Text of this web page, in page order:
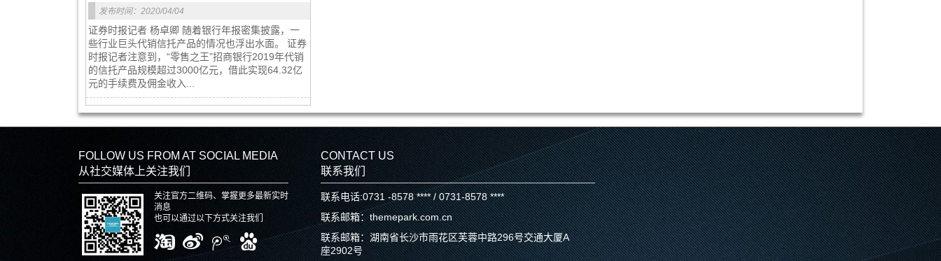
发布时间：2020/04/04
证券时报记者 杨卓卿 随着银行年报密集披露，一
些行业巨头代销信托产品的情况也浮出水面。 证券
时报记者注意到，“零售之王”招商银行2019年代销
的信托产品规模超过3000亿元，借此实现64.32亿
元的手续费及佣金收入...
FOLLOW US FROM AT SOCIAL MEDIA
从社交媒体上关注我们
关注官方二维码、掌握更多最新实时
消息
也可以通过以下方式关注我们
CONTACT US
联系我们
联系电话:0731 -8578 **** / 0731-8578 ****
联系邮箱：themepark.com.cn
联系邮箱：湖南省长沙市雨花区芙蓉中路296号交通大厦A
座2902号